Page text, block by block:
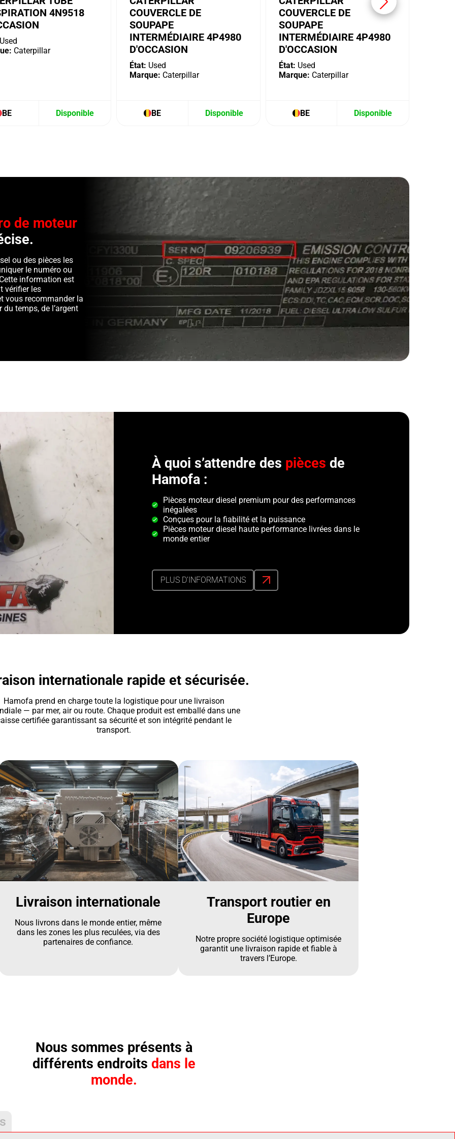
4N9518
Caterpillar
BE Disponible
COUVERCLE DE
SOUPAPE
INTERMÉDIAIRE 4P4980
D'OCCASION
État: Used
Marque: Caterpillar
BE Disponible
COUVERCLE DE
SOUPAPE
INTERMÉDIAIRE 4P4980
D'OCCASION
État: Used
Marque: Caterpillar
BE Disponible
de moteur
ou des pièces les
le numéro ou
information est
vérifier les
vous recommander la
temps, de l’argent
À quoi s’attendre des pièces de
Hamofa :
Pièces moteur diesel premium pour des performances
inégalées
Conçues pour la fiabilité et la puissance
Pièces moteur diesel haute performance livrées dans le
monde entier
PLUS D’INFORMATIONS
internationale rapide et sécurisée.
Hamofa prend en charge toute la logistique pour une livraison
— par mer, air ou route. Chaque produit est emballé dans une
certifiée garantissant sa sécurité et son intégrité pendant le
transport.
Livraison internationale
Nous livrons dans le monde entier, même
dans les zones les plus reculées, via des
partenaires de confiance.
Transport routier en
Europe
Notre propre société logistique optimisée
garantit une livraison rapide et fiable à
travers l’Europe.
Nous sommes présents à
différents endroits dans le
monde.